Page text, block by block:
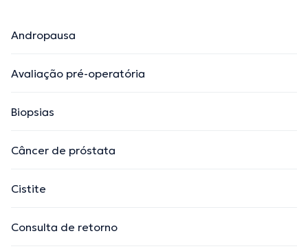
Andropausa
Avaliação pré-operatória
Biopsias
Câncer de próstata
Cistite
Consulta de retorno